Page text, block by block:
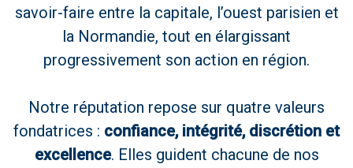
savoir-faire entre la capitale, l’ouest parisien et
la Normandie, tout en élargissant
progressivement son action en région.
Notre réputation repose sur quatre valeurs
fondatrices : confiance, intégrité, discrétion et
excellence. Elles guident chacune de nos